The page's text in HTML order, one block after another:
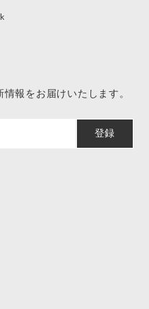
報をお届けいたします。
登録